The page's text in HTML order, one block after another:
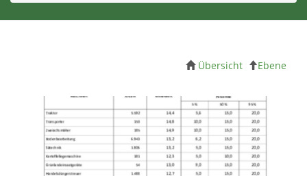
Übersicht Ebene